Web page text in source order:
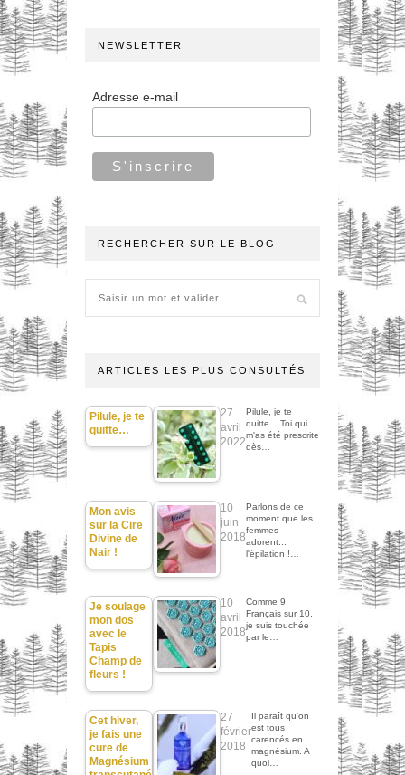
NEWSLETTER
Adresse e-mail
RECHERCHER SUR LE BLOG
ARTICLES LES PLUS CONSULTÉS
Pilule, je te
quitte…
27
avril
2022
Pilule, je te
quitte... Toi qui
m'as été prescrite
dès…
Mon avis
sur la Cire
Divine de
Nair !
10
juin
2018
Parlons de ce
moment que les
femmes
adorent...
l'épilation !…
Je soulage
mon dos
avec le
Tapis
Champ de
fleurs !
10
avril
2018
Comme 9
Français sur 10,
je suis touchée
par le…
Cet hiver,
je fais une
cure de
Magnésium
27
février
2018
Il paraît qu'on
est tous
carencés en
magnésium. A
quoi…